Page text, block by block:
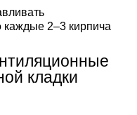
каждые 2–3 кирпича
кладки